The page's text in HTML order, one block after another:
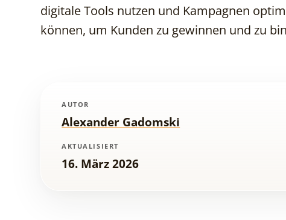
digitale Tools nutzen und Kampagnen
können, um Kunden zu gewinnen und zu
AUTOR
Alexander Gadomski
AKTUALISIERT
16. März 2026